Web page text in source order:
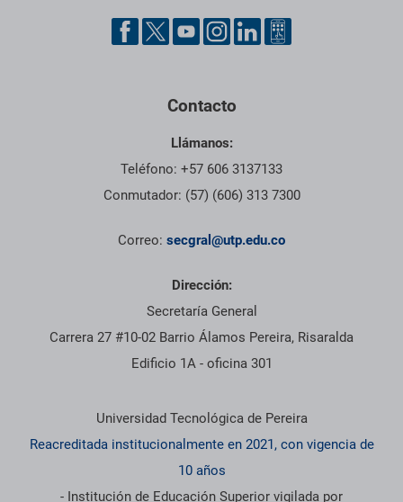
Pie de página con información de contacto, redes sociales y
Contacto
Llámanos:
Teléfono: +57 606 3137133
Conmutador: (57) (606) 313 7300
Correo: secgral@utp.edu.co
Dirección:
Secretaría General
Carrera 27 #10-02 Barrio Álamos Pereira, Risaralda
Edificio 1A - oficina 301
Información institucional
Universidad Tecnológica de Pereira
Reacreditada institucionalmente en 2021, con vigencia de
10 años
- Institución de Educación Superior vigilada por